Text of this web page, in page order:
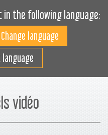
the following language:
vidéo